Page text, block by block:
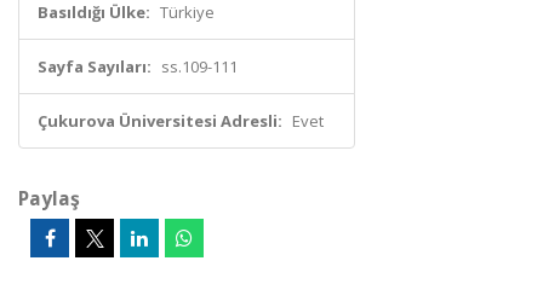
Basıldığı Ülke: Türkiye
Sayfa Sayıları: ss.109-111
Çukurova Üniversitesi Adresli: Evet
Paylaş